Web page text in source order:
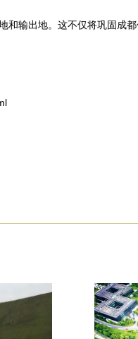
和输出地。这不仅将巩固成